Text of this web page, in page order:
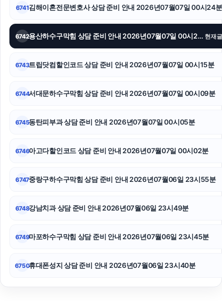
수원이혼변호사
서울음주운전변호사
부천이혼전문변호사
수원법무법인
양육권
6741김해이혼전문변호사 상담 준비 안내 2026년07월07일 00시24분
6742 용산하수구막힘 상담 준비 안내 2026년07월07일 00시21분 현재글
6743트립닷컴할인코드 상담 준비 안내 2026년07월07일 00시15분
6744서대문하수구막힘 상담 준비 안내 2026년07월07일 00시09분
6745동탄피부과 상담 준비 안내 2026년07월07일 00시05분
6746아고다할인코드 상담 준비 안내 2026년07월07일 00시02분
6747중랑구하수구막힘 상담 준비 안내 2026년07월06일 23시55분
6748강남치과 상담 준비 안내 2026년07월06일 23시49분
6749마포하수구막힘 상담 준비 안내 2026년07월06일 23시45분
6750휴대폰성지 상담 준비 안내 2026년07월06일 23시40분